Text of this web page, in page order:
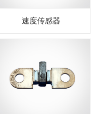
速度传感器